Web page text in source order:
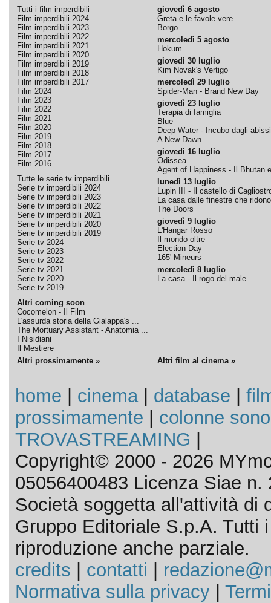
Tutti i film imperdibili
Film imperdibili 2024
Film imperdibili 2023
Film imperdibili 2022
Film imperdibili 2021
Film imperdibili 2020
Film imperdibili 2019
Film imperdibili 2018
Film imperdibili 2017
Film 2024
Film 2023
Film 2022
Film 2021
Film 2020
Film 2019
Film 2018
Film 2017
Film 2016
Tutte le serie tv imperdibili
Serie tv imperdibili 2024
Serie tv imperdibili 2023
Serie tv imperdibili 2022
Serie tv imperdibili 2021
Serie tv imperdibili 2020
Serie tv imperdibili 2019
Serie tv 2024
Serie tv 2023
Serie tv 2022
Serie tv 2021
Serie tv 2020
Serie tv 2019
Altri coming soon
Cocomelon - Il Film
L'assurda storia della Gialappa's ...
The Mortuary Assistant - Anatomia ...
I Nisidiani
Il Mestiere
giovedì 6 agosto
Greta e le favole vere
Borgo
mercoledì 5 agosto
Hokum
giovedì 30 luglio
Kim Novak's Vertigo
mercoledì 29 luglio
Spider-Man - Brand New Day
giovedì 23 luglio
Terapia di famiglia
Blue
Deep Water - Incubo dagli abissi
A New Dawn
giovedì 16 luglio
Odissea
Agent of Happiness - Il Bhutan
lunedì 13 luglio
Lupin III - Il castello di
La casa dalle finestre che ridono
The Doors
giovedì 9 luglio
L'Hangar Rosso
Il mondo oltre
Election Day
165' Mineurs
mercoledì 8 luglio
La casa - Il rogo del male
Altri prossimamente » Altri film al cinema »
home cinema| database
prossimamente
colonne
TROVASTREAMING
Copyright© 2000 - 2026
05056400483 Licenza Siae n.
Società soggetta all'attività di
Gruppo Editoriale S.p.A. Tutti
riproduzione anche parziale.
credits
contatti
Normativa sulla privacy|